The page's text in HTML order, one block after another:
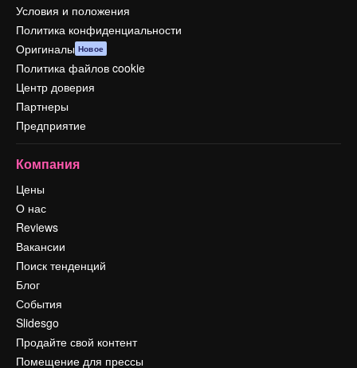
Условия и положения
Политика конфиденциальности
Оригиналы Новое
Политика файлов cookie
Центр доверия
Партнеры
Предприятие
Компания
Цены
О нас
Reviews
Вакансии
Поиск тенденций
Блог
События
Slidesgo
Продайте свой контент
Помещение для прессы